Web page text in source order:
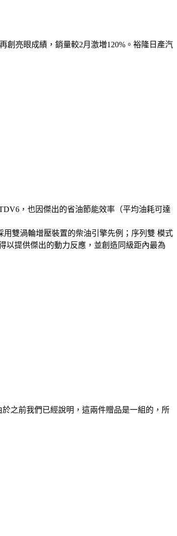
創亮眼成績，銷量較2月激増120%。裕隆日產汽
，也因傑出的省油節能效率（平均油耗可達
雙渦輪增壓裝置的柴油引擎先例；序列雙 模式
以提供傑出的動力反應，並創造同級距內最為
之前我們已經說明，這兩件贈品是一組的，所